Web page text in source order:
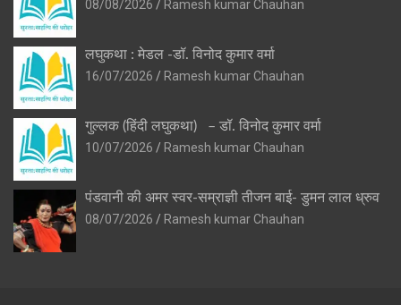
08/08/2026
Ramesh kumar Chauhan
लघुकथा : मेडल -डॉ. विनोद कुमार वर्मा
16/07/2026
Ramesh kumar Chauhan
गुल्लक (हिंदी लघुकथा) – डॉ. विनोद कुमार वर्मा
10/07/2026
Ramesh kumar Chauhan
पंडवानी की अमर स्वर-सम्राज्ञी तीजन बाई- डुमन लाल ध्रुव
08/07/2026
Ramesh kumar Chauhan